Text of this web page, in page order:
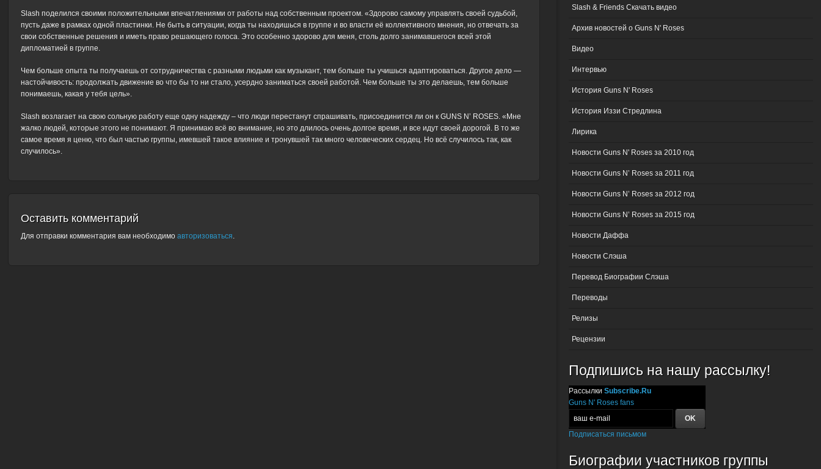
Slash поделился своими положительными впечатлениями от работы над собственным проектом. «Здорово самому управлять своей судьбой,
пусть даже в рамках одной пластинки. Не быть в ситуации, когда ты находишься в группе и во власти её коллективного мнения, но отвечать за
свои собственные решения и иметь право решающего голоса. Это особенно здорово для меня, столь долго занимавшегося всей этой
дипломатией в группе.
Чем больше опыта ты получаешь от сотрудничества с разными людьми как музыкант, тем больше ты учишься адаптироваться. Другое дело —
настойчивость: продолжать движение во что бы то ни стало, усердно заниматься своей работой. Чем больше ты это делаешь, тем больше
понимаешь, какая у тебя цель».
Slash возлагает на свою сольную работу еще одну надежду – что люди перестанут спрашивать, присоединится ли он к GUNS N’ ROSES. «Мне
жалко людей, которые этого не понимают. Я принимаю всё во внимание, но это длилось очень долгое время, и все идут своей дорогой. В то же
самое время я ценю, что был частью группы, имевшей такое влияние и тронувшей так много человеческих сердец. Но всё случилось так, как
случилось».
Оставить комментарий
Для отправки комментария вам необходимоавторизоваться
Slash & Friends Скачать видео
Архив новостей о Guns N' Roses
Видео
Интервью
История Guns N' Roses
История Иззи Стредлина
Лирика
Новости Guns N' Roses за 2010 год
Новости Guns N’ Roses за 2011 год
Новости Guns N’ Roses за 2012 год
Новости Guns N’ Roses за 2015 год
Новости Даффа
Новости Слэша
Перевод Биографии Слэша
Переводы
Релизы
Рецензии
Подпишись на нашу рассылку!
Рассылки Subscribe.Ru
Guns N' Roses fans
Подписаться письмом
Биографии участников группы